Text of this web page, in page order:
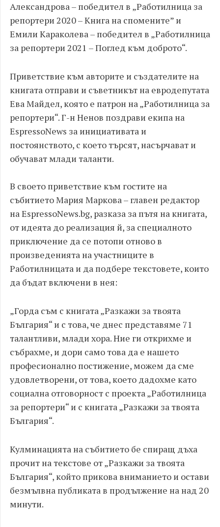
Александрова – победител в „Работилница за
репортери 2020 – Книга на спомените” и
Емили Караколева – победител в „Работилница
за репортери 2021 – Поглед към доброто“.
Приветствие към авторите и създателите на
книгата отправи и съветникът на евродепутата
Ева Майдел, която е патрон на „Работилница за
репортери“. Г-н Ненов поздрави екипа на
EspressoNews за инициативата и
постоянството, с което търсят, насърчават и
обучават млади таланти.
В своето приветствие към гостите на
събитието Мария Маркова – главен редактор
на EspressoNews.bg, разказа за пътя на книгата,
от идеята до реализация й, за специалното
приключение да се потопи отново в
произведенията на участниците в
Работилницата и да подбере текстовете, които
да бъдат включени в нея:
„Горда съм с книгата „Разкажи за твоята
България“ и с това, че днес представяме 71
талантливи, млади хора. Ние ги открихме и
събрахме, и дори само това да е нашето
професионално постижение, можем да сме
удовлетворени, от това, което дадохме като
социална отговорност с проекта „Работилница
за репортери“ и с книгата „Разкажи за твоята
България“.
Кулминацията на събитието бе спиращ дъха
прочит на текстове от „Разкажи за твоята
България“, който прикова вниманието и остави
безмълвна публиката в продължение на над 20
минути.